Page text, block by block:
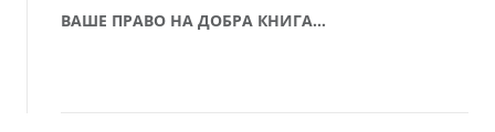
ВАШЕ ПРАВО НА ДОБРА КНИГА…